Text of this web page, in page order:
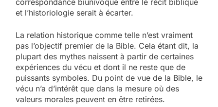
et l’historiologie serait à écarter.
La relation historique comme telle n’est vraiment
pas l’objectif premier de la Bible. Cela étant dit, la
plupart des mythes naissent à partir de certaines
expériences du vécu et dont il ne reste que de
puissants symboles. Du point de vue de la Bible, le
vécu n’a d’intérêt que dans la mesure où des
valeurs morales peuvent en être retirées.